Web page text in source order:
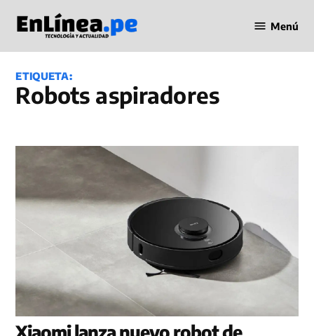
contenido
en Línea
Menú
ETIQUETA:
robots aspiradores